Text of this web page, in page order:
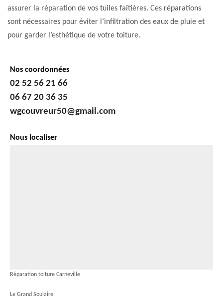
assurer la réparation de vos tuiles faîtières. Ces réparations
sont nécessaires pour éviter l’infiltration des eaux de pluie et
pour garder l’esthétique de votre toiture.
Nos coordonnées
02 52 56 21 66
06 67 20 36 35
wgcouvreur50@gmail.com
Nous localiser
Réparation toiture Carneville
Le Grand Soulaire